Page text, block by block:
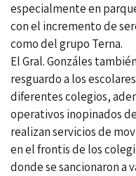
especialmente en
con el incremento de
como del grupo Terna.
El Gral. Gonzáles
resguardo a los
diferentes colegios,
operativos inopinados
realizan servicios de
en el frontis de los
donde se sancionaron a